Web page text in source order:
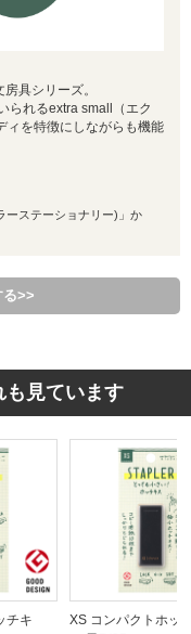
具シリーズ。
られるextra small（エク
ィを特徴にしながらも機能
ーステーショナリー)」か
る>>
も見ています
チキ
XS コンパクトホッ